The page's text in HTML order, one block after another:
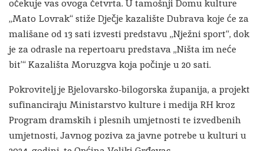
očekuje vas ovoga četvrta. U tamošnji Domu kulture
„Mato Lovrak“ stiže Dječje kazalište Dubrava koje će za
mališane od 13 sati izvesti predstavu „Nježni sport“, dok
je za odrasle na repertoaru predstava „Ništa im neće
bit’“ Kazališta Moruzgva koja počinje u 20 sati.
Pokrovitelj je Bjelovarsko-bilogorska županija, a projekt
sufinanciraju Ministarstvo kulture i medija RH kroz
Program dramskih i plesnih umjetnosti te izvedbenih
umjetnosti, Javnog poziva za javne potrebe u kulturi u